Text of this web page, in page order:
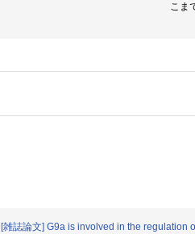
こま
[雑誌論文] G9a is involved in the